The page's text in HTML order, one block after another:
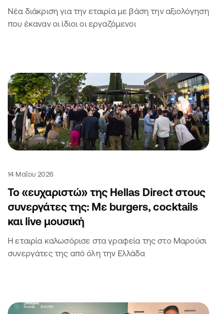
Νέα διάκριση για την εταιρία με βάση την αξιολόγηση
που έκαναν οι ίδιοι οι εργαζόμενοι
14 Μαΐου 2026
Το «ευχαριστώ» της Hellas Direct στους
συνεργάτες της: Με burgers, cocktails
και live μουσική
Η εταιρία καλωσόρισε στα γραφεία της στο Μαρούσι
συνεργάτες της από όλη την Ελλάδα